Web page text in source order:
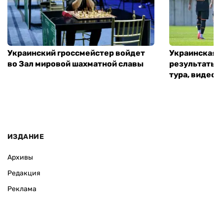
Украинский гроссмейстер войдет
во Зал мировой шахматной славы
Украинская
результаты
тура, видео
ИЗДАНИЕ
Архивы
Редакция
Реклама